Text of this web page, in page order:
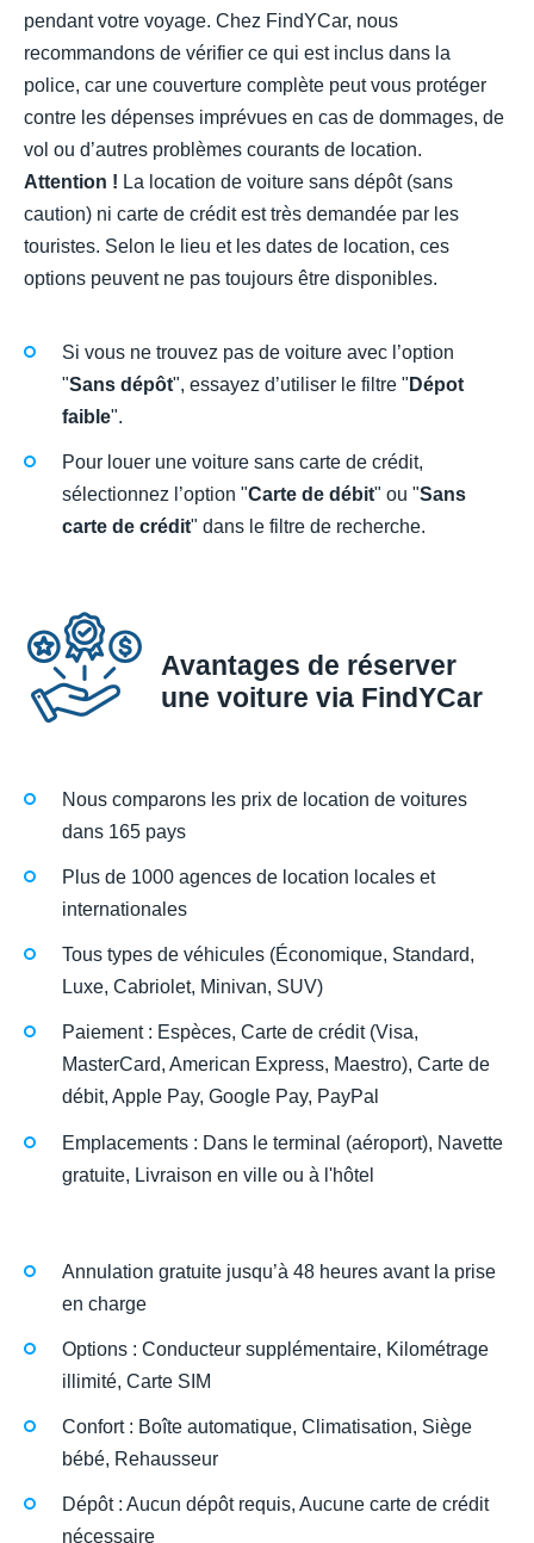
pendant votre voyage. Chez FindYCar, nous
recommandons de vérifier ce qui est inclus dans la
police, car une couverture complète peut vous protéger
contre les dépenses imprévues en cas de dommages, de
vol ou d’autres problèmes courants de location.
Attention ! La location de voiture sans dépôt (sans
caution) ni carte de crédit est très demandée par les
touristes. Selon le lieu et les dates de location, ces
options peuvent ne pas toujours être disponibles.
Si vous ne trouvez pas de voiture avec l’option
"Sans dépôt", essayez d’utiliser le filtre " Dépot
faible".
Pour louer une voiture sans carte de crédit,
sélectionnez l’option "Carte de débit" ou "Sans
carte de crédit" dans le filtre de recherche.
Avantages de réserver
une voiture via FindYCar
Nous comparons les prix de location de voitures
dans 165 pays
Plus de 1000 agences de location locales et
internationales
Tous types de véhicules (Économique, Standard,
Luxe, Cabriolet, Minivan, SUV)
Paiement : Espèces, Carte de crédit (Visa,
MasterCard, American Express, Maestro), Carte de
débit, Apple Pay, Google Pay, PayPal
Emplacements : Dans le terminal (aéroport), Navette
gratuite, Livraison en ville ou à l'hôtel
Annulation gratuite jusqu’à 48 heures avant la prise
en charge
Options : Conducteur supplémentaire, Kilométrage
illimité, Carte SIM
Confort : Boîte automatique, Climatisation, Siège
bébé, Rehausseur
Dépôt : Aucun dépôt requis, Aucune carte de crédit
nécessaire